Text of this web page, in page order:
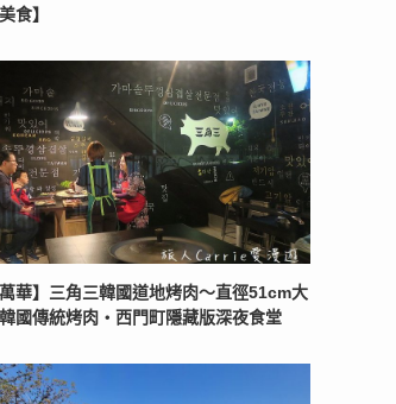
食】
萬華】三角三韓國道地烤肉～直徑51cm大
國傳統烤肉‧西門町隱藏版深夜食堂